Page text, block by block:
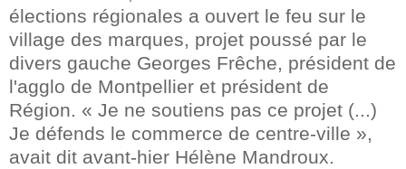
élections régionales a ouvert le feu sur le
village des marques, projet poussé par le
divers gauche Georges Frêche, président de
l'agglo de Montpellier et président de
Région. « Je ne soutiens pas ce projet (...)
Je défends le commerce de centre-ville »,
avait dit avant-hier Hélène Mandroux.